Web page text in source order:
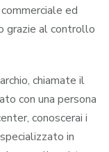
ed
grazie al controllo
chiamate il
con una persona
conoscerai i
in